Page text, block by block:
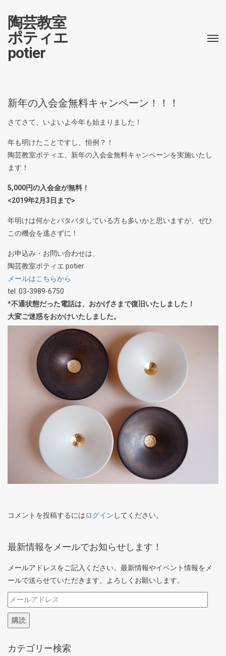
陶芸教室
ポティエ
potier
新年の入会金無料キャンペーン！！！
さてさて、いよいよ今年も始まりました！
年も明けたことですし、恒例？！
陶芸教室ポティエ、新年の入会金無料キャンペーンを実施いたし
ます！
5,000円の入会金が無料！
<2019年2月3日まで>
年明けは何かとバタバタしている方も多いかと思いますが、ぜひ
この機会を逃さずに！
お申込み・お問い合わせは、
陶芸教室ポティエ potier
メールはこちらから
tel. 03-3989-6750
*不通状態だった電話は、おかげさまで復旧いたしました！
大変ご迷惑をおかけいたしました。
コメントを投稿するにはログイン してください。
最新情報をメールでお知らせします！
メールアドレスをご記入ください。最新情報やイベント情報をメ
ールで送らせていただきます。よろしくお願いします。
メ
ー
ル
ド
購読
カテゴリー検索